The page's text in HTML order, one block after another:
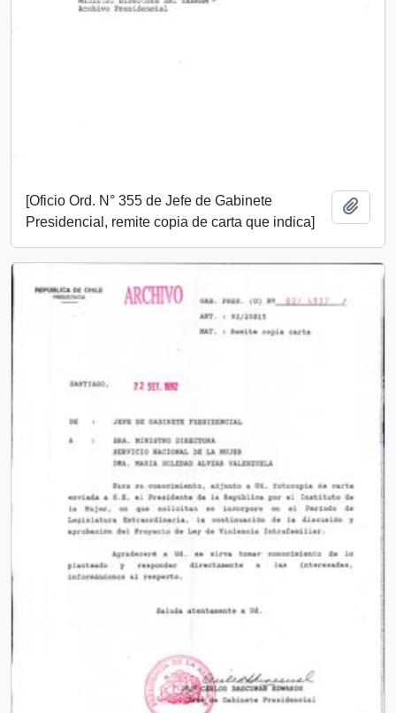
[Oficio Ord. N° 355 de Jefe de Gabinete
Presidencial, remite copia de carta que indica]